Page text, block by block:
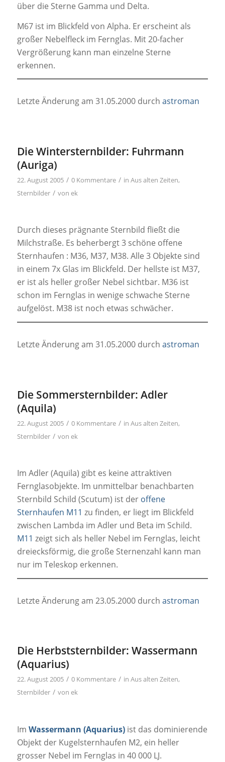
über die Sterne Gamma und Delta.
M67 ist im Blickfeld von Alpha. Er erscheint als
großer Nebelfleck im Fernglas. Mit 20-facher
Vergrößerung kann man einzelne Sterne
erkennen.
Letzte Änderung am 31.05.2000 durch astroman
Die Wintersternbilder: Fuhrmann
(Auriga)
22. August 2005 / 0 Kommentare / in Aus alten Zeiten,
Sternbilder / von ek
Durch dieses prägnante Sternbild fließt die
Milchstraße. Es beherbergt 3 schöne offene
Sternhaufen : M36, M37, M38. Alle 3 Objekte sind
in einem 7x Glas im Blickfeld. Der hellste ist M37,
er ist als heller großer Nebel sichtbar. M36 ist
schon im Fernglas in wenige schwache Sterne
aufgelöst. M38 ist noch etwas schwächer.
Letzte Änderung am 31.05.2000 durch astroman
Die Sommersternbilder: Adler
(Aquila)
22. August 2005 / 0 Kommentare / in Aus alten Zeiten,
Sternbilder / von ek
Im Adler (Aquila) gibt es keine attraktiven
Fernglasobjekte. Im unmittelbar benachbarten
Sternbild Schild (Scutum) ist der offene
Sternhaufen M11 zu finden, er liegt im Blickfeld
zwischen Lambda im Adler und Beta im Schild.
M11 zeigt sich als heller Nebel im Fernglas, leicht
dreiecksförmig, die große Sternenzahl kann man
nur im Teleskop erkennen.
Letzte Änderung am 23.05.2000 durch astroman
Die Herbststernbilder: Wassermann
(Aquarius)
22. August 2005 / 0 Kommentare / in Aus alten Zeiten,
Sternbilder / von ek
Im Wassermann (Aquarius)ist das dominierende
Objekt der Kugelsternhaufen M2, ein heller
grosser Nebel im Fernglas in 40 000 LJ.